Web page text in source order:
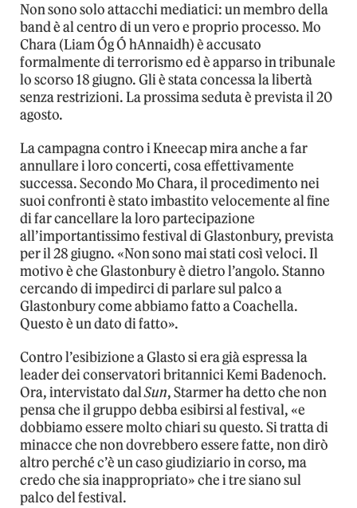
Non sono solo attacchi mediatici: un membro della
band è al centro di un vero e proprio processo. Mo
Chara (Liam Óg Ó hAnnaidh) è accusato
formalmente di terrorismo ed è apparso in tribunale
lo scorso 18 giugno. Gli è stata concessa la libertà
senza restrizioni. La prossima seduta è prevista il 20
agosto.
La campagna contro i Kneecap mira anche a far
annullare i loro concerti, cosa effettivamente
successa. Secondo Mo Chara, il procedimento nei
suoi confronti è stato imbastito velocemente al fine
di far cancellare la loro partecipazione
all’importantissimo festival di Glastonbury, prevista
per il 28 giugno. «Non sono mai stati così veloci. Il
motivo è che Glastonbury è dietro l’angolo. Stanno
cercando di impedirci di parlare sul palco a
Glastonbury come abbiamo fatto a Coachella.
Questo è un dato di fatto».
Contro l’esibizione a Glasto si era già espressa la
leader dei conservatori britannici Kemi Badenoch.
Ora, intervistato dalSun, Starmer ha detto che non
pensa che il gruppo debba esibirsi al festival, «e
dobbiamo essere molto chiari su questo. Si tratta di
minacce che non dovrebbero essere fatte, non dirò
altro perché c’è un caso giudiziario in corso, ma
credo che sia inappropriato» che i tre siano sul
palco del festival.